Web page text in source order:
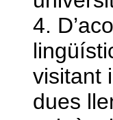
4.
visitant
dues